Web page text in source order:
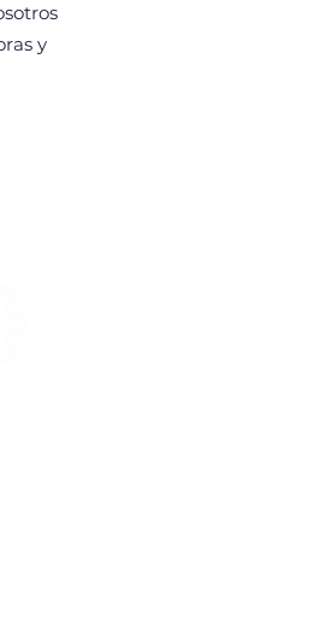
y